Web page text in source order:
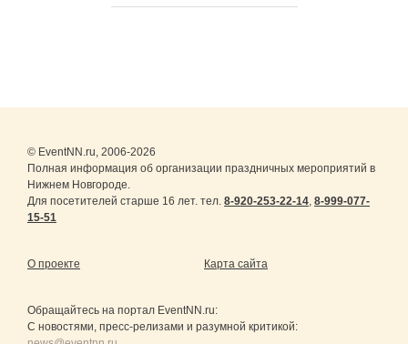
© EventNN.ru, 2006-2026
Полная информация об организации праздничных мероприятий в
Нижнем Новгороде.
Для посетителей старше 16 лет. тел. 8-920-253-22-14, 8-999-077-
15-51
О проекте Карта сайта
Обращайтесь на портал EventNN.ru:
С новостями, пресс-релизами и разумной критикой: